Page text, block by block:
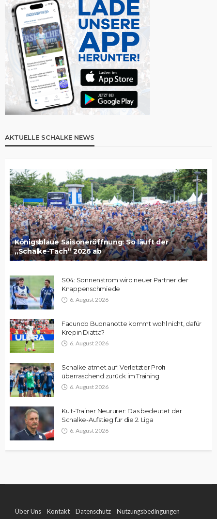
AKTUELLE SCHALKE NEWS
Königsblaue Saisoneröffnung: So läuft der
„Schalke-Tach“ 2026 ab
S04: Sonnenstrom wird neuer Partner der
Knappenschmiede
6. August 2026
Facundo Buonanotte kommt wohl nicht, dafür
Krepin Diatta?
6. August 2026
Schalke atmet auf: Verletzter Profi
überraschend zurück im Training
6. August 2026
Kult-Trainer Neururer: Das bedeutet der
Schalke-Aufstieg für die 2. Liga
6. August 2026
Über Uns Kontakt Datenschutz Nutzungsbedingungen